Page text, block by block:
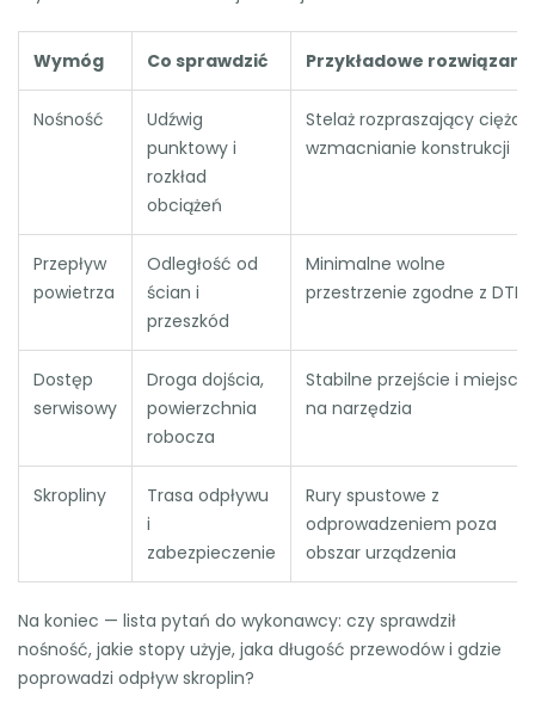
Wymóg Co sprawdzić Przykładowe
Nośność
Udźwig
punktowy i
rozkład
obciążeń
Stelaż rozpraszający ciężar,
wzmacnianie konstrukcji
Przepływ
powietrza
Odległość od
ścian i
przeszkód
Minimalne wolne
przestrzenie zgodne z DTR
Dostęp
serwisowy
Droga dojścia,
powierzchnia
robocza
Stabilne przejście i miejsce
na narzędzia
Skropliny
Trasa odpływu
i
zabezpieczenie
Rury spustowe z
odprowadzeniem poza
obszar urządzenia
Na koniec — lista pytań do wykonawcy: czy sprawdził
nośność, jakie stopy użyje, jaka długość przewodów i gdzie
poprowadzi odpływ skroplin?